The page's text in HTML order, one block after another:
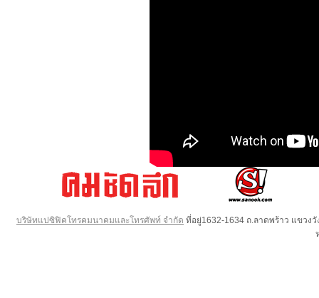
บริษัทแปซิฟิคโทรคมนาคมและโทรศัพท์ จำกัด ที่อยู่1632-1634 ถ.ลาดพร้าว แขวง